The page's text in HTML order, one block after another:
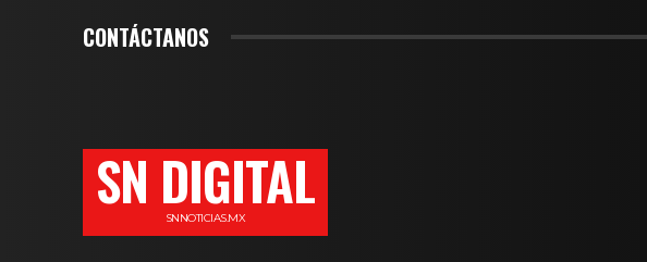
CONTÁCTANOS
SN DIGITAL
SNNOTICIAS.MX